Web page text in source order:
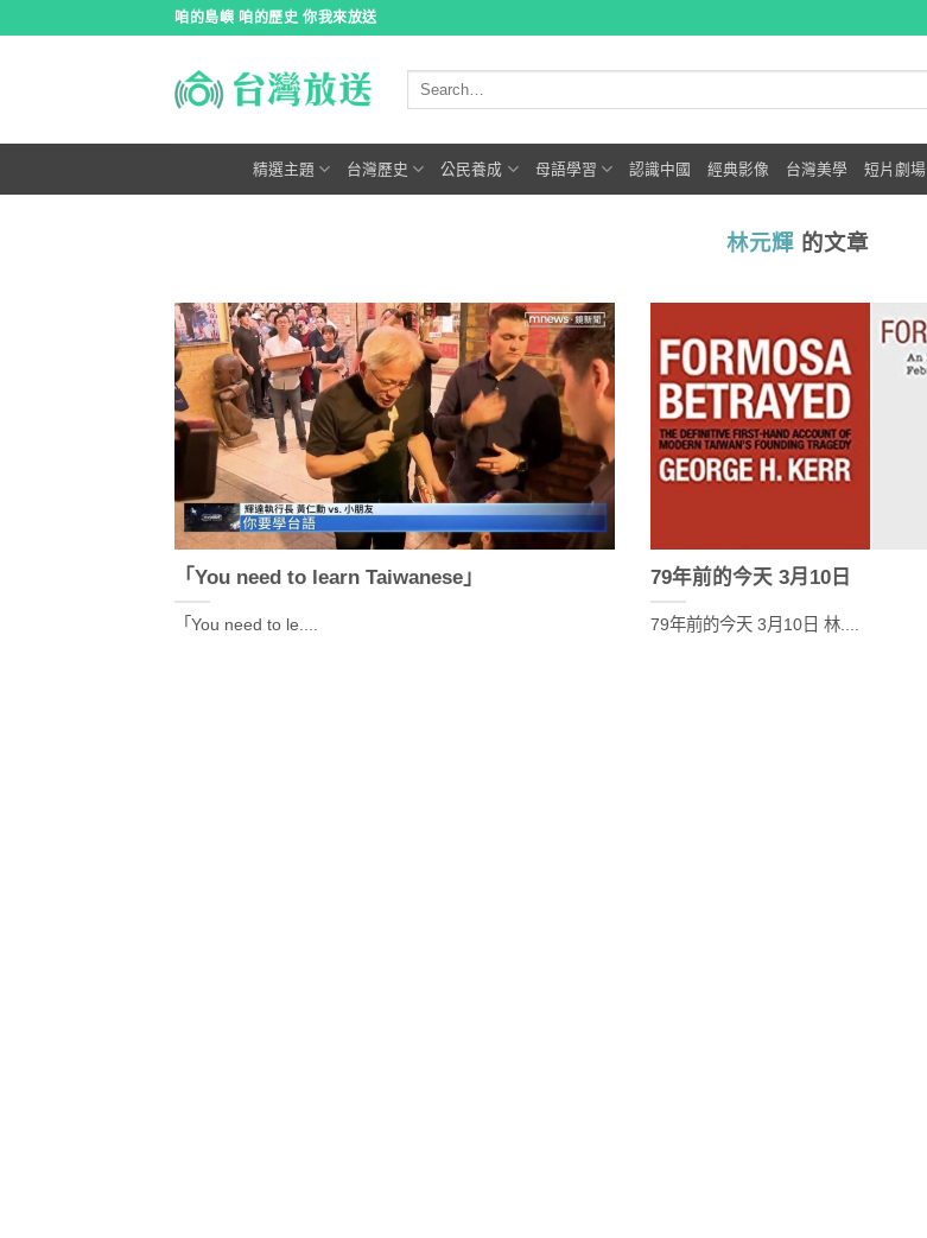
咱的島嶼 咱的歷史 你我來放送
精選主題 台灣歷史 公民養成 母語學習 認識中國 經典影像 台灣美學 短片劇場
林元輝 的文章
「You need to learn Taiwanese」
「You need to le....
79年前的今天 3月10日
79年前的今天 3月10日 林....